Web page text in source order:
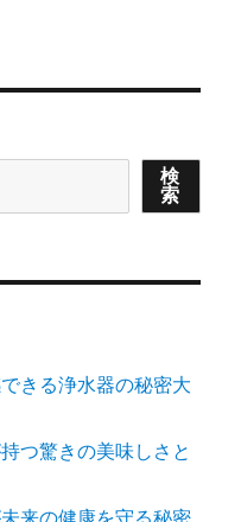
検
索
きる浄水器の秘密大
つ驚きの美味しさと